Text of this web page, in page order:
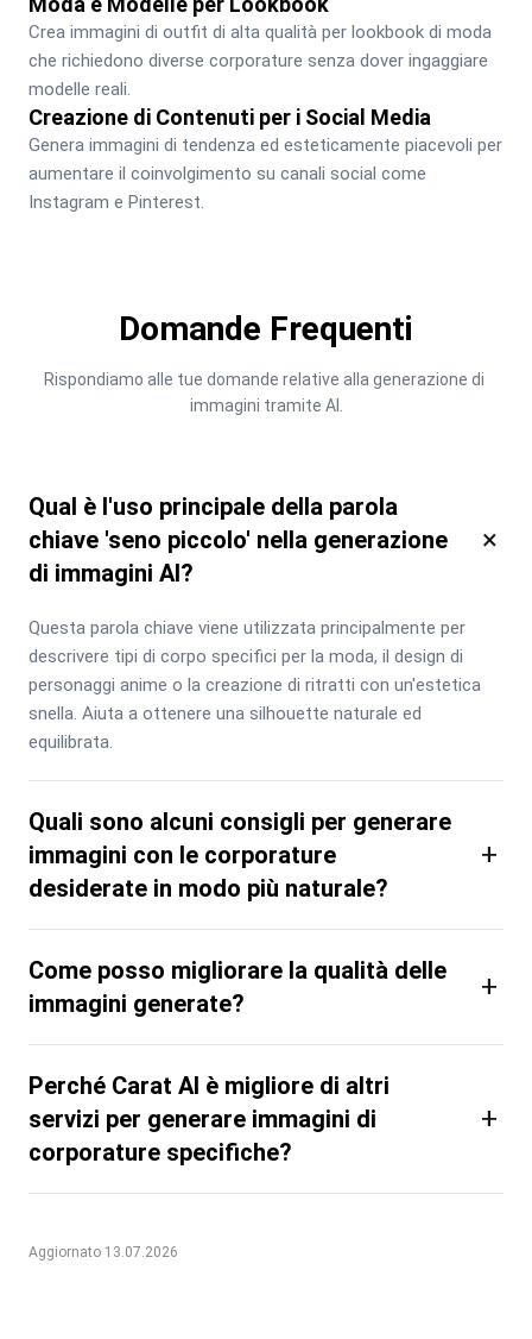
Crea immagini di outfit di alta qualità per lookbook di moda
che richiedono diverse corporature senza dover ingaggiare
modelle reali.
Creazione di Contenuti per i Social Media
Genera immagini di tendenza ed esteticamente piacevoli per
aumentare il coinvolgimento su canali social come
Instagram e Pinterest.
Domande Frequenti
Rispondiamo alle tue domande relative alla generazione di
immagini tramite AI.
Qual è l'uso principale della parola
chiave 'seno piccolo' nella generazione
di immagini AI?
×
Questa parola chiave viene utilizzata principalmente per
descrivere tipi di corpo specifici per la moda, il design di
personaggi anime o la creazione di ritratti con un'estetica
snella. Aiuta a ottenere una silhouette naturale ed
equilibrata.
Quali sono alcuni consigli per generare
immagini con le corporature
desiderate in modo più naturale?
+
Come posso migliorare la qualità delle
immagini generate?
+
Perché Carat AI è migliore di altri
servizi per generare immagini di
corporature specifiche?
+
Aggiornato 13.07.2026